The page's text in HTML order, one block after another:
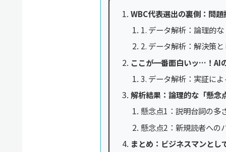
WBC代表選出の裏側：問
1. データ解析：論理的
2. データ解析：解決策
ここが一番面白いッ…！AI
3. データ解析：実証に
解析結果：論理的な「懸念
懸念点1：説明台詞の多
懸念点2：新規読者への
まとめ：ビジネスマンとし